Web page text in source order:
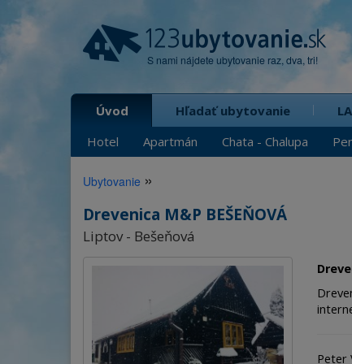
S nami nájdete ubytovanie raz, dva, tri!
Úvod
Hotel
Apartmán Chata - Chalupa
Hľadať ubytovanie
Ubytovanie »
Drevenica M&P BEŠEŇOVÁ
Liptov - Bešeňová
Peter